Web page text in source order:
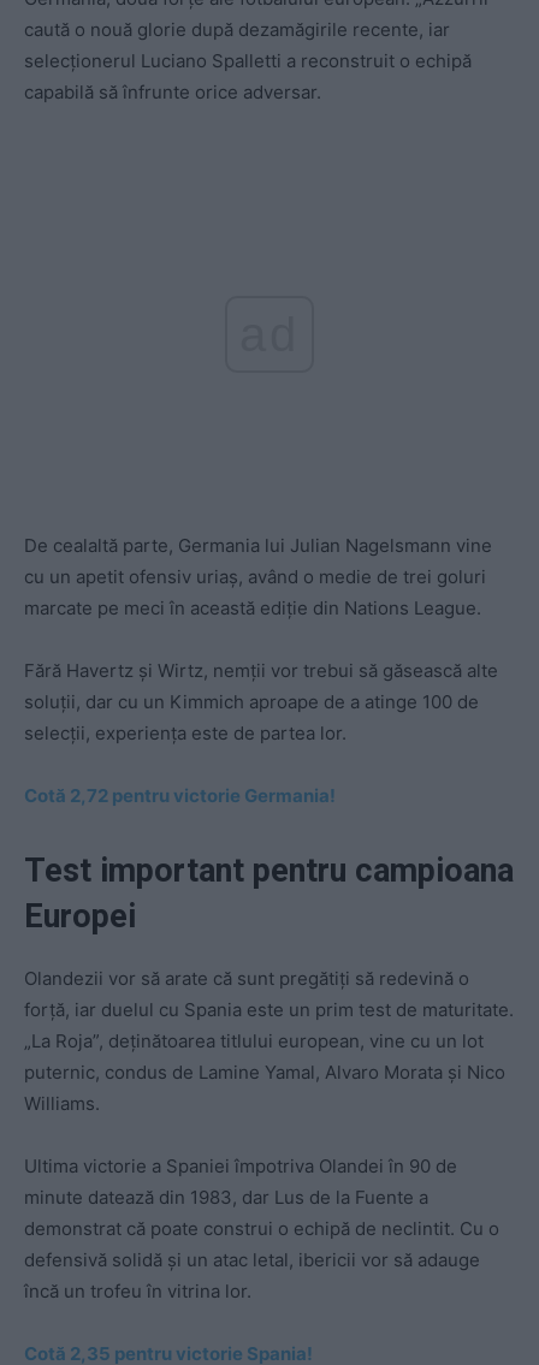
caută o nouă glorie după dezamăgirile recente, iar
selecționerul Luciano Spalletti a reconstruit o echipă
capabilă să înfrunte orice adversar.
De cealaltă parte, Germania lui Julian Nagelsmann vine
cu un apetit ofensiv uriaș, având o medie de trei goluri
marcate pe meci în această ediție din Nations League.
Fără Havertz și Wirtz, nemții vor trebui să găsească alte
soluții, dar cu un Kimmich aproape de a atinge 100 de
selecții, experiența este de partea lor.
Cotă 2,72 pentru victorie Germania!
Test important pentru campioana
Europei
Olandezii vor să arate că sunt pregătiți să redevină o
forță, iar duelul cu Spania este un prim test de maturitate.
„La Roja”, deținătoarea titlului european, vine cu un lot
puternic, condus de Lamine Yamal, Alvaro Morata și Nico
Williams.
Ultima victorie a Spaniei împotriva Olandei în 90 de
minute datează din 1983, dar Lus de la Fuente a
demonstrat că poate construi o echipă de neclintit. Cu o
defensivă solidă și un atac letal, ibericii vor să adauge
încă un trofeu în vitrina lor.
Cotă 2,35 pentru victorie Spania!